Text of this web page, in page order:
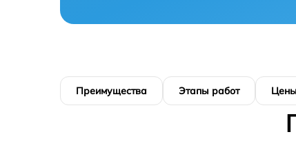
Преимущества Этапы работ Цены